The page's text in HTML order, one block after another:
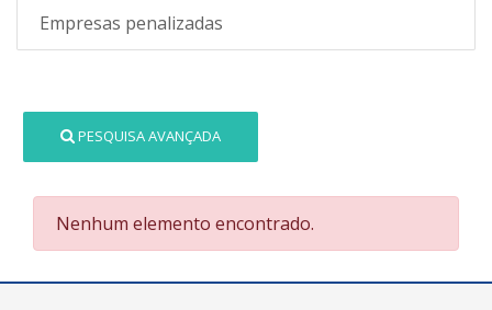
Empresas penalizadas
PESQUISA AVANÇADA
Nenhum elemento encontrado.